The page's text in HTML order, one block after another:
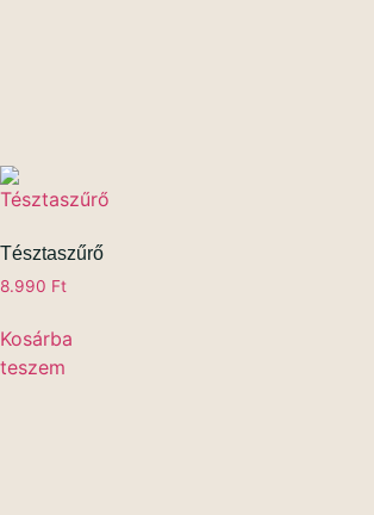
Tésztaszűrő
8.990 Ft
Kosárba
teszem